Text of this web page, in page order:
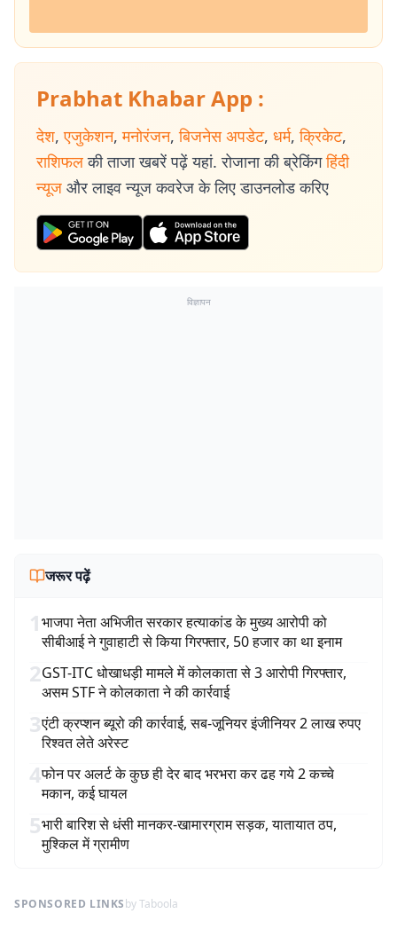
Prabhat Khabar App :
देश, एजुकेशन, मनोरंजन, बिजनेस अपडेट, धर्म, क्रिकेट,
राशिफल की ताजा खबरें पढ़ें यहां. रोजाना की ब्रेकिंग हिंदी
न्यूज और लाइव न्यूज कवरेज के लिए डाउनलोड करिए
विज्ञापन
जरूर पढ़ें
1भाजपा नेता अभिजीत सरकार हत्याकांड के मुख्य आरोपी को
सीबीआई ने गुवाहाटी से किया गिरफ्तार, 50 हजार का था इनाम
2GST-ITC धोखाधड़ी मामले में कोलकाता से 3 आरोपी गिरफ्तार,
असम STF ने कोलकाता ने की कार्रवाई
3एंटी क्रप्शन ब्यूरो की कार्रवाई, सब-जूनियर इंजीनियर 2 लाख रुपए
रिश्वत लेते अरेस्ट
4फोन पर अलर्ट के कुछ ही देर बाद भरभरा कर ढह गये 2 कच्चे
मकान, कई घायल
5भारी बारिश से धंसी मानकर-खामारग्राम सड़क, यातायात ठप,
मुश्किल में ग्रामीण
SPONSORED LINKSby Taboola